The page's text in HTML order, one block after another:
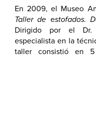
En 2009, el Museo
Taller de estofados.
Dirigido por el Dr.
especialista en la
taller consistió en